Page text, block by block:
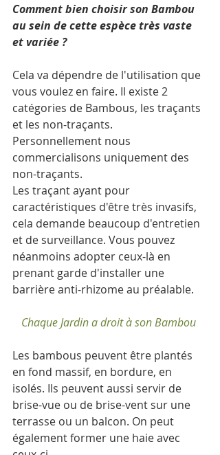
Comment bien choisir son Bambou
au sein de cette espèce très vaste
et variée ?
Cela va dépendre de l'utilisation que
vous voulez en faire. Il existe 2
catégories de Bambous, les traçants
et les non-traçants.
Personnellement nous
commercialisons uniquement des
non-traçants.
Les traçant ayant pour
caractéristiques d'être très invasifs,
cela demande beaucoup d'entretien
et de surveillance. Vous pouvez
néanmoins adopter ceux-là en
prenant garde d'installer une
barrière anti-rhizome au préalable.
Chaque Jardin a droit à son Bambou
Les bambous peuvent être plantés
en fond massif, en bordure, en
isolés. Ils peuvent aussi servir de
brise-vue ou de brise-vent sur une
terrasse ou un balcon. On peut
également former une haie avec